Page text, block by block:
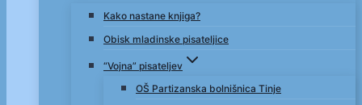
Kako nastane knjiga?
Obisk mladinske pisateljice
“Vojna” pisateljev
OŠ Partizanska bolnišnica Tinje